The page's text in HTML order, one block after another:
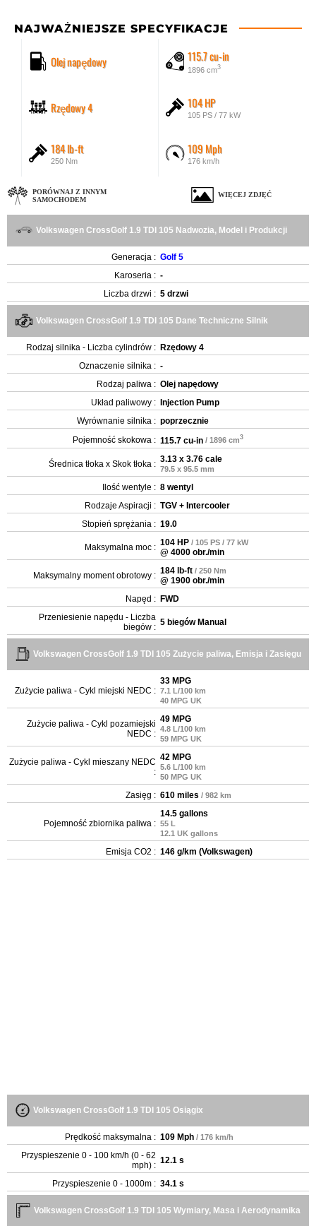
NAJWAŻNIEJSZE SPECYFIKACJE
Olej napędowy 115.7 cu-in
1896 cm3
Rzędowy 4 104 HP
105 PS / 77 kW
184 lb-ft
250 Nm
109 Mph
176 km/h
PORÓWNAJ Z INNYM
SAMOCHODEM
WIĘCEJ ZDJĘĆ
Volkswagen CrossGolf 1.9 TDI 105 Nadwozia, Model i Produkcji
Generacja : Golf 5
Karoseria : -
Liczba drzwi : 5 drzwi
Volkswagen CrossGolf 1.9 TDI 105 Dane Techniczne Silnik
Rodzaj silnika - Liczba cylindrów : Rzędowy 4
Oznaczenie silnika : -
Rodzaj paliwa : Olej napędowy
Układ paliwowy : Injection Pump
Wyrównanie silnika : poprzecznie
Pojemność skokowa : 115.7 cu-in / 1896 cm3
Średnica tłoka x Skok tłoka : 3.13 x 3.76 cale
79.5 x 95.5 mm
Ilość wentyle : 8 wentyl
Rodzaje Aspiracji : TGV + Intercooler
Stopień sprężania : 19.0
Maksymalna moc : 104 HP / 105 PS / 77 kW
@ 4000 obr./min
Maksymalny moment obrotowy : 184 lb-ft / 250 Nm
@ 1900 obr./min
Napęd : FWD
Przeniesienie napędu - Liczba
biegów : 5 biegów Manual
Volkswagen CrossGolf 1.9 TDI 105 Zużycie paliwa, Emisja i Zasięgu
Zużycie paliwa - Cykl miejski NEDC :
33 MPG
7.1 L/100 km
40 MPG UK
Zużycie paliwa - Cykl pozamiejski
NEDC :
49 MPG
4.8 L/100 km
59 MPG UK
Zużycie paliwa - Cykl mieszany NEDC
:
42 MPG
5.6 L/100 km
50 MPG UK
Zasięg : 610 miles / 982 km
Pojemność zbiornika paliwa :
14.5 gallons
55 L
12.1 UK gallons
Emisja CO2 : 146 g/km (Volkswagen)
Volkswagen CrossGolf 1.9 TDI 105 Osiągix
Prędkość maksymalna : 109 Mph / 176 km/h
Przyspieszenie 0 - 100 km/h (0 - 62
mph) : 12.1 s
Przyspieszenie 0 - 1000m : 34.1 s
Volkswagen CrossGolf 1.9 TDI 105 Wymiary, Masa i Aerodynamika